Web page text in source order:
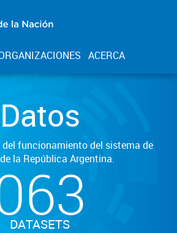
ACERCA
Datos
funcionamiento del sistema de
la República Argentina.
DATASETS